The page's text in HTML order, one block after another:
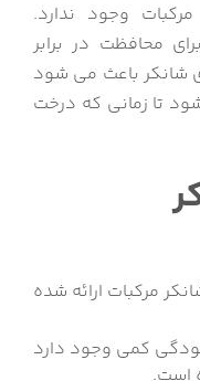
وجود ندارد.
محافظت در برابر
شانکر باعث می شود
تا زمانی که درخت
مرکبات ارائه شده
کمی وجود دارد